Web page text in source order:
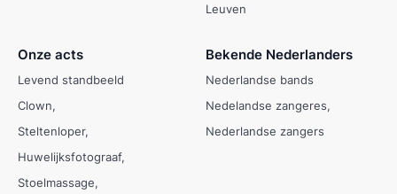
Leuven
Onze acts
Levend standbeeld
Clown
Steltenloper
Huwelijksfotograaf
Stoelmassage
Bekende Nederlanders
Nederlandse bands
Nedelandse zangeres
Nederlandse zangers